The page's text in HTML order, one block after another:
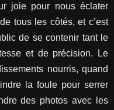
joie pour nous éclater
tous les côtés, et c’est
de se contenir tant le
et de précision. Le
nourris, quand
la foule pour serrer
des photos avec les